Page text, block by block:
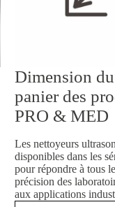
Dimension
panier des
PRO & MED
Les nettoyeurs
disponibles dans les
pour répondre à tous
précision des
aux applications